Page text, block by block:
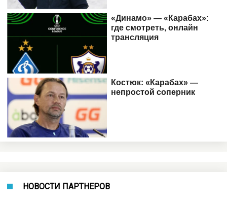
НОВОСТИ ПАРТНЕРОВ